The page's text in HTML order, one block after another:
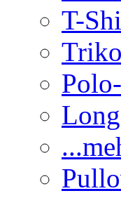
T-